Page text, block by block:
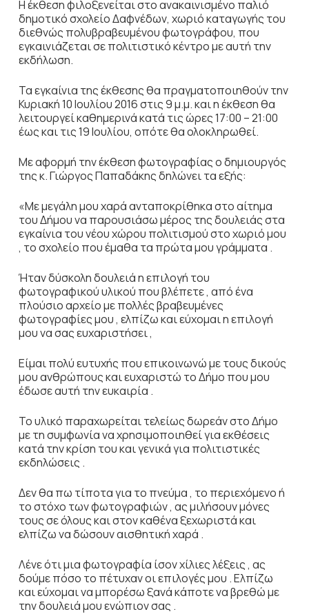
Η έκθεση φιλοξενείται στο ανακαινισμένο παλιό
δημοτικό σχολείο Δαφνέδων, χωριό καταγωγής του
διεθνώς πολυβραβευμένου φωτογράφου, που
εγκαινιάζεται σε πολιτιστικό κέντρο με αυτή την
εκδήλωση.
Τα εγκαίνια της έκθεσης θα πραγματοποιηθούν την
Κυριακή 10 Ιουλίου 2016 στις 9 μ.μ. και η έκθεση θα
λειτουργεί καθημερινά κατά τις ώρες 17:00 – 21:00
έως και τις 19 Ιουλίου, οπότε θα ολοκληρωθεί.
Με αφορμή την έκθεση φωτογραφίας ο δημιουργός
της κ. Γιώργος Παπαδάκης δηλώνει τα εξής:
«Με μεγάλη μου χαρά ανταποκρίθηκα στο αίτημα
του Δήμου να παρουσιάσω μέρος της δουλειάς στα
εγκαίνια του νέου χώρου πολιτισμού στο χωριό μου
, το σχολείο που έμαθα τα πρώτα μου γράμματα .
Ήταν δύσκολη δουλειά η επιλογή του
φωτογραφικού υλικού που βλέπετε , από ένα
πλούσιο αρχείο με πολλές βραβευμένες
φωτογραφίες μου , ελπίζω και εύχομαι η επιλογή
μου να σας ευχαριστήσει ,
Είμαι πολύ ευτυχής που επικοινωνώ με τους δικούς
μου ανθρώπους και ευχαριστώ το Δήμο που μου
έδωσε αυτή την ευκαιρία .
Το υλικό παραχωρείται τελείως δωρεάν στο Δήμο
με τη συμφωνία να χρησιμοποιηθεί για εκθέσεις
κατά την κρίση του και γενικά για πολιτιστικές
εκδηλώσεις .
Δεν θα πω τίποτα για το πνεύμα , το περιεχόμενο ή
το στόχο των φωτογραφιών , ας μιλήσουν μόνες
τους σε όλους και στον καθένα ξεχωριστά και
ελπίζω να δώσουν αισθητική χαρά .
Λένε ότι μια φωτογραφία ίσον χίλιες λέξεις , ας
δούμε πόσο το πέτυχαν οι επιλογές μου . Ελπίζω
και εύχομαι να μπορέσω ξανά κάποτε να βρεθώ με
την δουλειά μου ενώπιον σας .